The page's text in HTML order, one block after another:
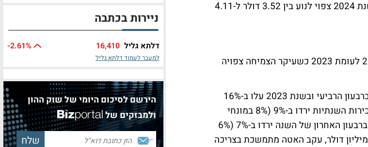
לעומת 91.6 מיליון דולר בשנת 2023. הרווח המדולל למניה בשנת 2024 צפוי לנוע בין 3.52 דולר ל-4.11
החברה צופה צמיחה משמעותית במכירות וברווחיות בשנת 2024 לעומת 2023 כשעיקר הצמיחה צפויה
בחזרה לתוצאות של 2023. מכירות האונליין של מותגי החברה ברבעון הרביעי ובשנת 2023 עלו ב-16%
וב-17%, לעומת תקופות דיווח מקבילות אשתקד. בסך הכל, המכירות השנתיות ירדו ב-9% (8% במונחי
מטבע מקור) 1.87 מיליארד דולר לעומת שנת 2022. המכירות ברבעון האחרון של השנה ירדו ב-7% (6%
במונחי מטבע מקור) לעומת הרבעון המקביל אשתקד ל-508.6 מיליון דולר, עקב האטה מתמשכת בצריכה
ניירות בכתבה
דלתא גליל 16,410
-2.61%
למעבר לעמוד דלתא גליל
הירשם לסיכום היומי של שוק ההון
ולמבזקים של